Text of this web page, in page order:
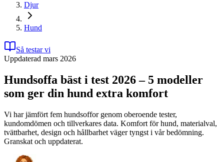
Djur
Hund
Så testar vi
Uppdaterad mars 2026
Hundsoffa bäst i test 2026 – 5 modeller
som ger din hund extra komfort
Vi har jämfört fem hundsoffor genom oberoende tester,
kundomdömen och tillverkares data. Komfort för hund, materialval,
tvättbarhet, design och hållbarhet väger tyngst i vår bedömning.
Granskat och uppdaterat.